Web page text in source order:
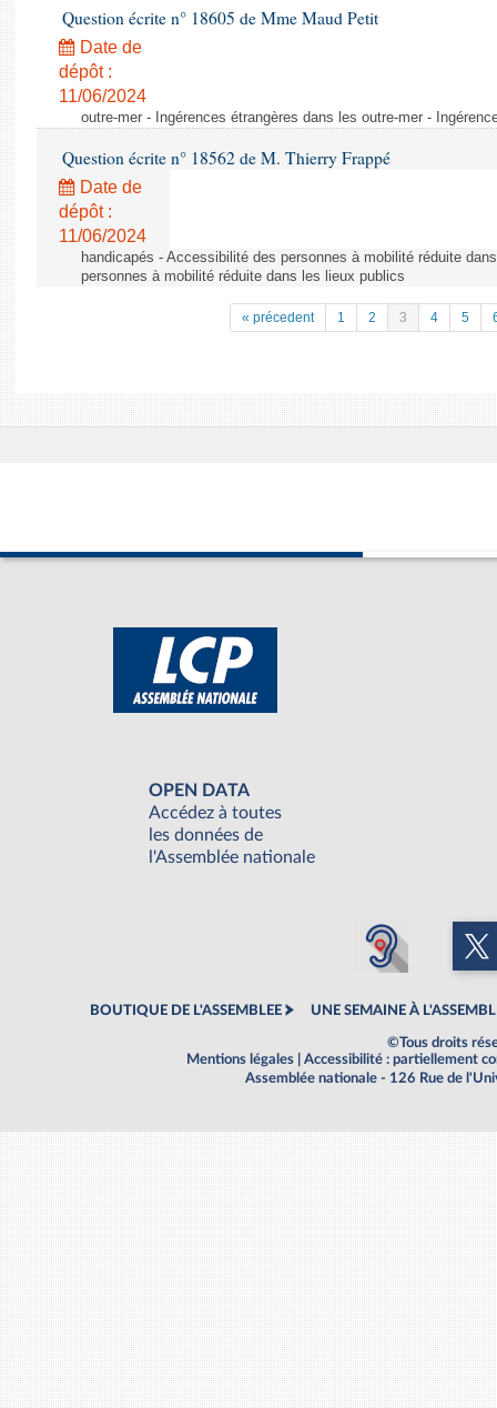
Question écrite n° 18605 de Mme Maud Petit
Date de
dépôt :
11/06/2024
outre-mer - Ingérences étrangères dans les outre-mer -
Question écrite n° 18562 de M. Thierry Frappé
Date de
dépôt :
11/06/2024
handicapés - Accessibilité des personnes à mobilité réduite
personnes à mobilité réduite dans les lieux publics
« précedent 1 2 3 4 5
OPEN DATA
Accédez à toutes
les données de
l'Assemblée nationale
BOUTIQUE DE L'ASSEMBLEE UNE SEMAINE À
©Tous droits
Mentions légales
Accessibilité : partiellement
Assemblée nationale - 126 Rue de